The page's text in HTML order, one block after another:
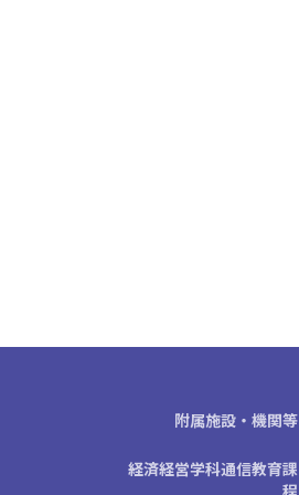
附属施設・機関等
経済経営学科通信教育課